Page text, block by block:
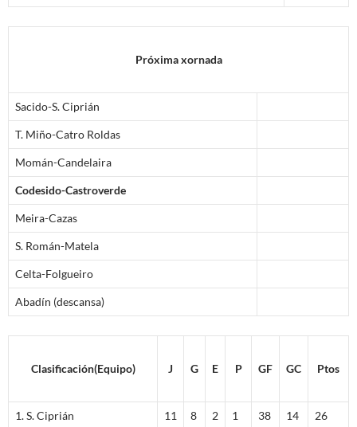
Próxima xornada
Sacido-S. Ciprián
T. Miño-Catro Roldas
Momán-Candelaira
Codesido-Castroverde
Meira-Cazas
S. Román-Matela
Celta-Folgueiro
Abadín (descansa)
Clasificación(Equipo) J G E P GF GC Ptos
1. S. Ciprián 11 8 2 1 38 14 26